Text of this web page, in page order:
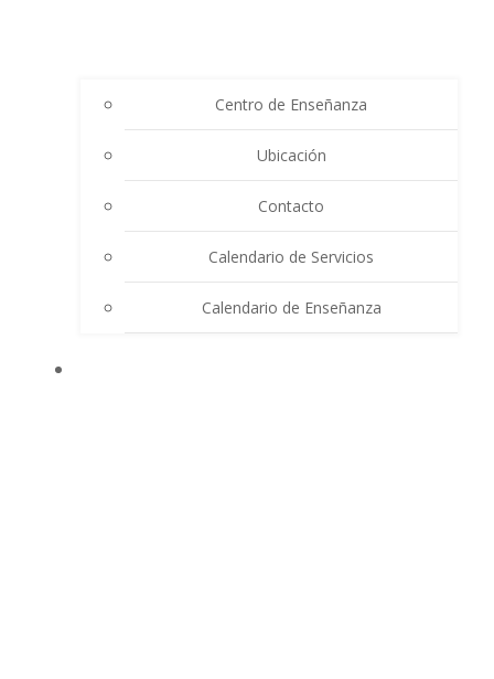
Centro de Enseñanza
Ubicación
Contacto
Calendario de Servicios
Calendario de Enseñanza